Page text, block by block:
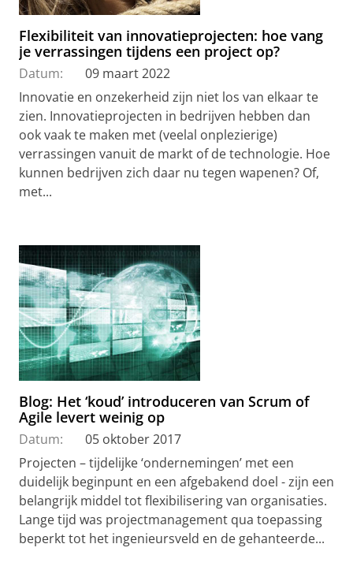
Flexibiliteit van innovatieprojecten: hoe vang
je verrassingen tijdens een project op?
Datum:
09 maart 2022
Innovatie en onzekerheid zijn niet los van elkaar te
zien. Innovatieprojecten in bedrijven hebben dan
ook vaak te maken met (veelal onplezierige)
verrassingen vanuit de markt of de technologie. Hoe
kunnen bedrijven zich daar nu tegen wapenen? Of,
met...
Blog: Het ‘koud’ introduceren van Scrum of
Agile levert weinig op
Datum:
05 oktober 2017
Projecten – tijdelijke ‘ondernemingen’ met een
duidelijk beginpunt en een afgebakend doel - zijn een
belangrijk middel tot flexibilisering van organisaties.
Lange tijd was projectmanagement qua toepassing
beperkt tot het ingenieursveld en de gehanteerde...